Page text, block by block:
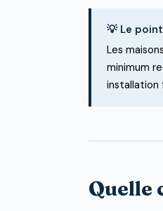
💡 Le
Les
minimum
installation
Quelle